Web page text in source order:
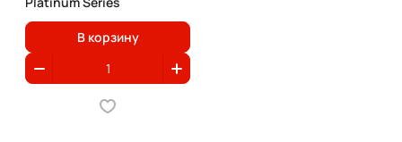
В корзину